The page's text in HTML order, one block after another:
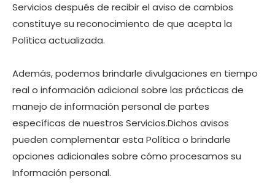
Servicios después de recibir el aviso de cambios
constituye su reconocimiento de que acepta la
Política actualizada.
Además, podemos brindarle divulgaciones en tiempo
real o información adicional sobre las prácticas de
manejo de información personal de partes
específicas de nuestros Servicios.Dichos avisos
pueden complementar esta Política o brindarle
opciones adicionales sobre cómo procesamos su
Información personal.